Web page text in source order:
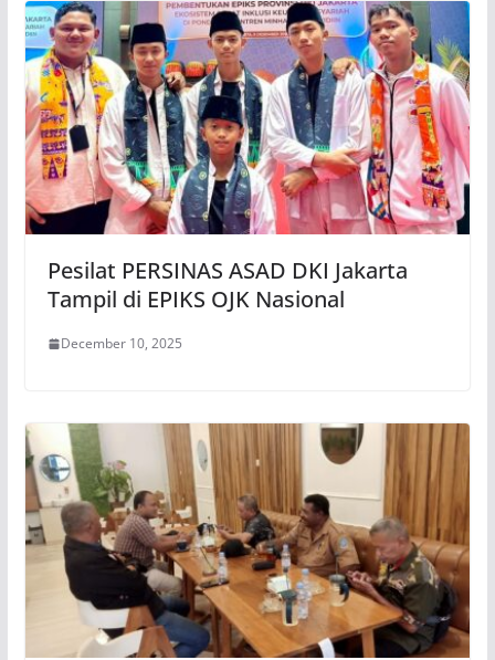
Pesilat PERSINAS ASAD DKI Jakarta
Tampil di EPIKS OJK Nasional
December 10, 2025